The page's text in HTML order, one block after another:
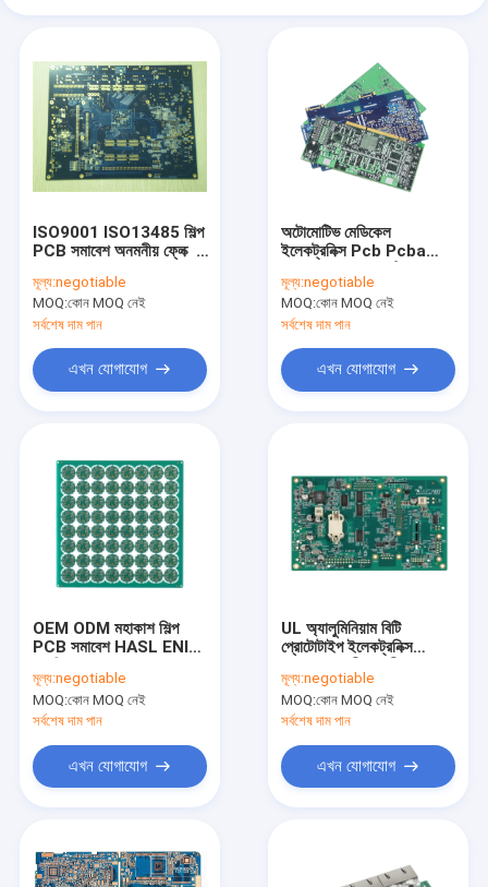
পণ্য
ISO9001 ISO13485 শিল্প
PCB সমাবেশ অনমনীয় ফ্লেক্স
মূল্য:negotiable
MOQ:কোন MOQ নেই
সর্বশেষ দাম পান
এখন যোগাযোগ
অটোমোটিভ মেডিকেল
ইলেকট্রনিক্স Pcb Pcba
Pcb ফ্যাব্রিকেশন
মূল্য:negotiable
MOQ:কোন MOQ নেই
সর্বশেষ দাম পান
এখন যোগাযোগ
OEM ODM মহাকাশ শিল্প
PCB সমাবেশ HASL ENIG
মূল্য:negotiable
MOQ:কোন MOQ নেই
সর্বশেষ দাম পান
এখন যোগাযোগ
UL অ্যালুমিনিয়াম বিটি
প্রোটোটাইপ ইলেকট্রনিক্স
মূল্য:negotiable
MOQ:কোন MOQ নেই
সর্বশেষ দাম পান
এখন যোগাযোগ